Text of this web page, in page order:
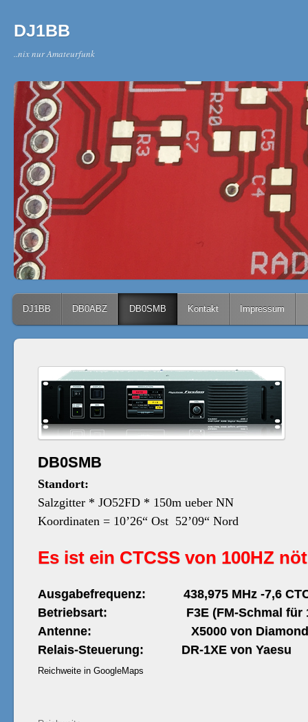
DJ1BB
..nix nur Amateurfunk
Main menu
Skip to content
DJ1BB DB0ABZ DB0SMB Kontakt Impressum
DB0SMB
Standort:
Salzgitter * JO52FD * 150m ueber NN
Koordinaten = 10’26“ Ost 52’09“ Nord
Es ist ein CTCSS von 100HZ
Ausgabefrequenz: 438,975 MHz -7,6
Betriebsart: F3E (FM-Schmal für
Antenne: X5000 von Diamond
Relais-Steuerung: DR-1XE von Yaesu
Reichweite in GoogleMaps